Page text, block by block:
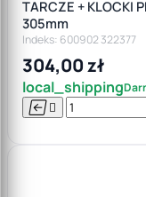
TARCZE + KLOCKI
305mm
Indeks: 600902 322377
304,00 zł
local_shipping
 